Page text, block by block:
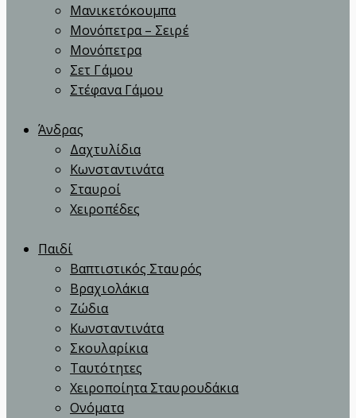
Μανικετόκουμπα
Μονόπετρα – Σειρέ
Μονόπετρα
Σετ Γάμου
Στέφανα Γάμου
Άνδρας
Δαχτυλίδια
Κωνσταντινάτα
Σταυροί
Χειροπέδες
Παιδί
Βαπτιστικός Σταυρός
Βραχιολάκια
Ζώδια
Κωνσταντινάτα
Σκουλαρίκια
Ταυτότητες
Χειροποίητα Σταυρουδάκια
Ονόματα